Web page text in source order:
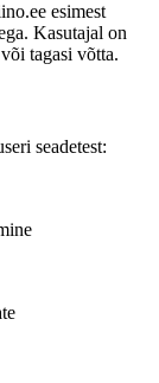
esimest
Kasutajal on
tagasi võtta.
seadetest: